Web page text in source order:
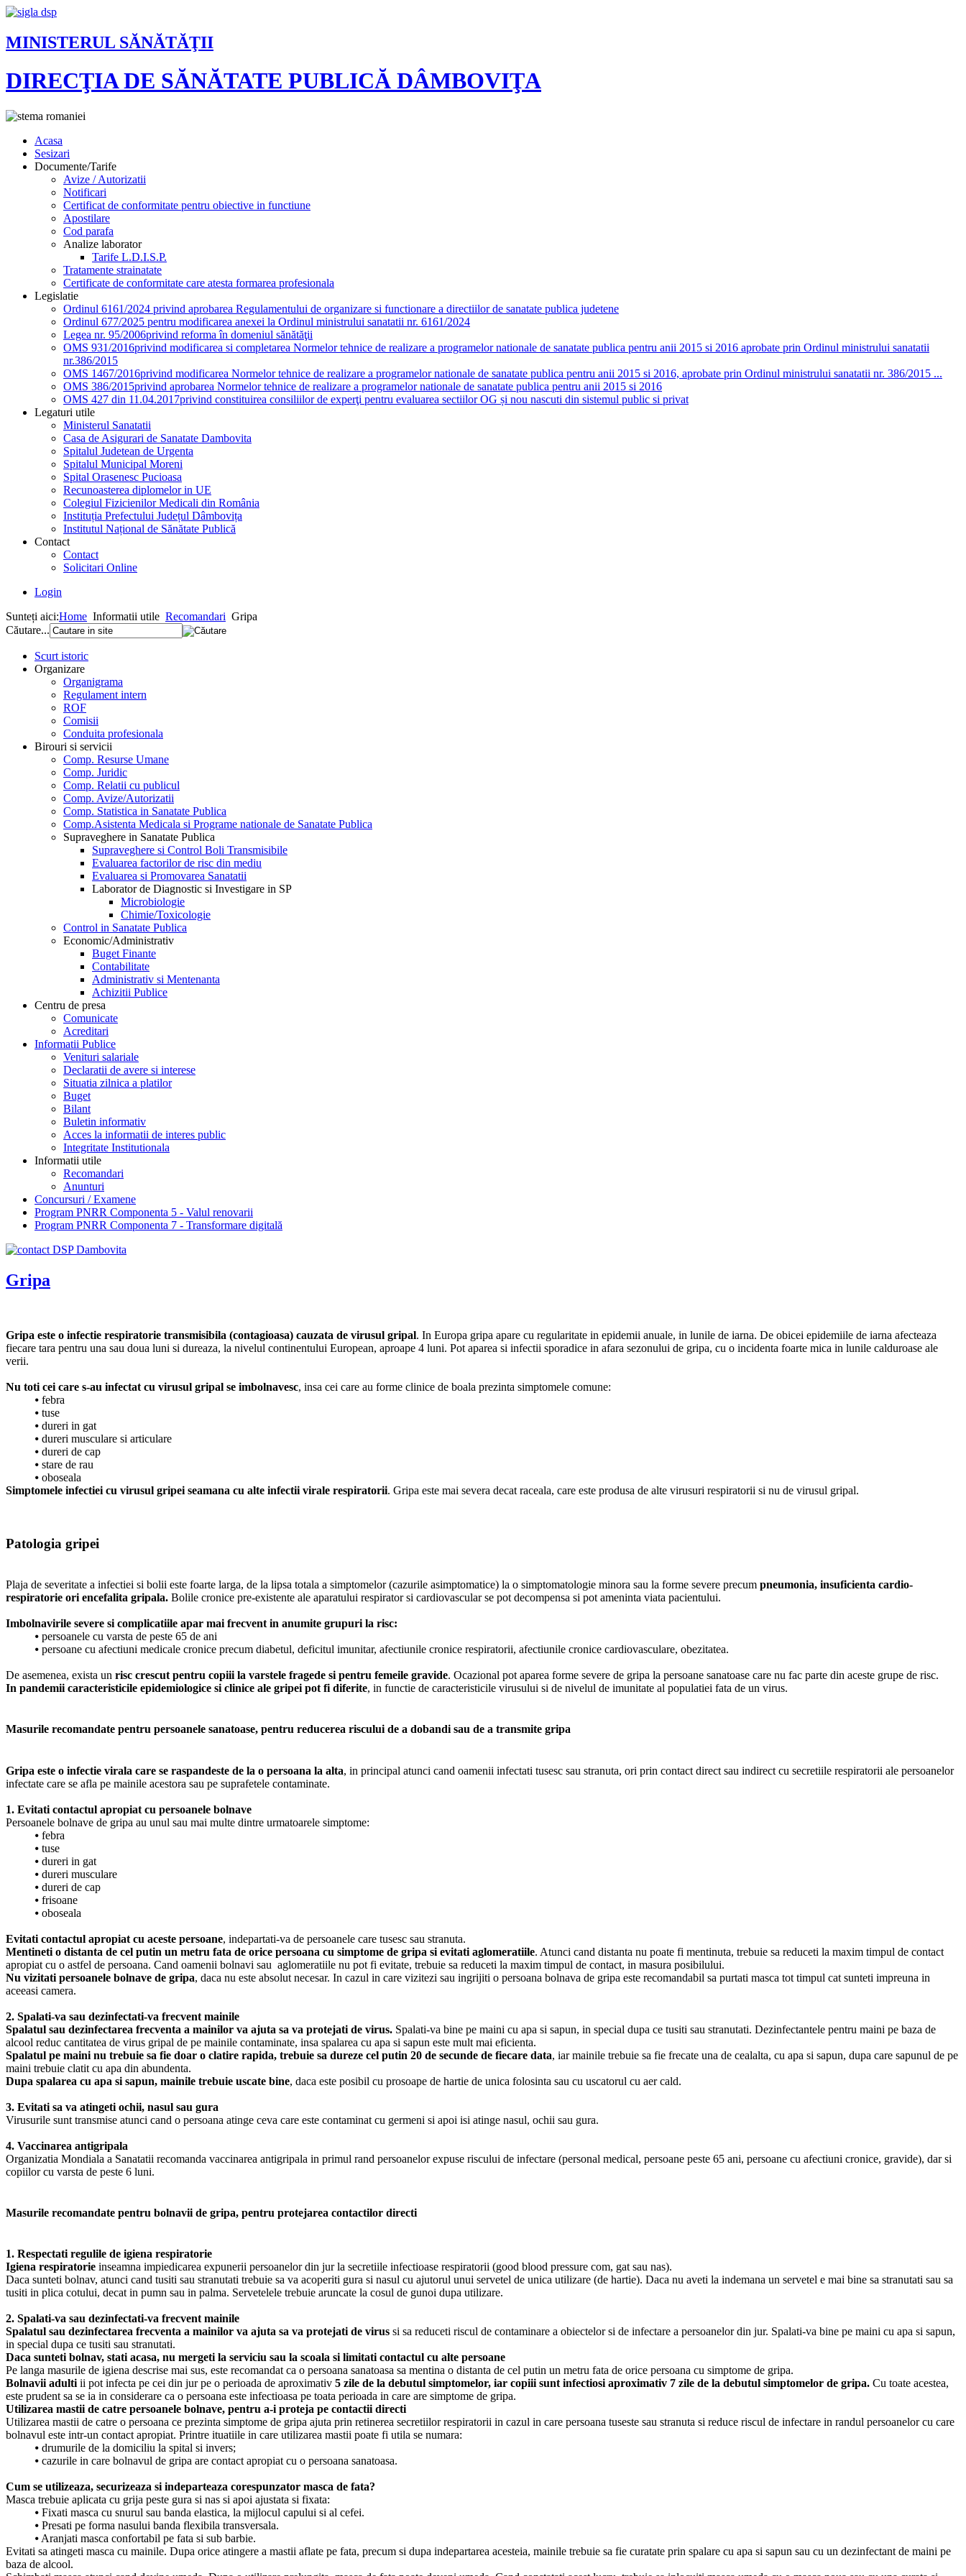
MINISTERUL SĂNĂTĂŢII
DIRECŢIA DE SĂNĂTATE PUBLICĂ DÂMBOVIŢA
Acasa
Sesizari
Documente/Tarife
Avize / Autorizatii
Notificari
Certificat de conformitate pentru obiective in functiune
Apostilare
Cod parafa
Analize laborator
Tarife L.D.I.S.P.
Tratamente strainatate
Certificate de conformitate care atesta formarea profesionala
Legislatie
Ordinul 6161/2024 privind aprobarea Regulamentului de organizare si functionare a directiilor de sanatate publica judetene
Ordinul 677/2025 pentru modificarea anexei la Ordinul ministrului sanatatii nr. 6161/2024
Legea nr. 95/2006privind reforma în domeniul sănătăţii
OMS 931/2016privind modificarea si completarea Normelor tehnice de realizare a programelor nationale de sanatate publica pentru anii 2015 si 2016 aprobate prin Ordinul ministrului sanatatii
nr.386/2015
OMS 1467/2016privind modificarea Normelor tehnice de realizare a programelor nationale de sanatate publica pentru anii 2015 si 2016, aprobate prin Ordinul ministrului sanatatii nr. 386/2015 ...
OMS 386/2015privind aprobarea Normelor tehnice de realizare a programelor nationale de sanatate publica pentru anii 2015 si 2016
OMS 427 din 11.04.2017privind constituirea consiliilor de experţi pentru evaluarea sectiilor OG și nou nascuti din sistemul public si privat
Legaturi utile
Ministerul Sanatatii
Casa de Asigurari de Sanatate Dambovita
Spitalul Judetean de Urgenta
Spitalul Municipal Moreni
Spital Orasenesc Pucioasa
Recunoasterea diplomelor in UE
Colegiul Fizicienilor Medicali din România
Instituția Prefectului Județul Dâmbovița
Institutul Național de Sănătate Publică
Contact
Contact
Solicitari Online
Login
Sunteți aici:Home Informatii utile Recomandari Gripa
Căutare...
Scurt istoric
Organizare
Organigrama
Regulament intern
ROF
Comisii
Conduita profesionala
Birouri si servicii
Comp. Resurse Umane
Comp. Juridic
Comp. Relatii cu publicul
Comp. Avize/Autorizatii
Comp. Statistica in Sanatate Publica
Comp.Asistenta Medicala si Programe nationale de Sanatate Publica
Supraveghere in Sanatate Publica
Supraveghere si Control Boli Transmisibile
Evaluarea factorilor de risc din mediu
Evaluarea si Promovarea Sanatatii
Laborator de Diagnostic si Investigare in SP
Microbiologie
Chimie/Toxicologie
Control in Sanatate Publica
Economic/Administrativ
Buget Finante
Contabilitate
Administrativ si Mentenanta
Achizitii Publice
Centru de presa
Comunicate
Acreditari
Informatii Publice
Venituri salariale
Declaratii de avere si interese
Situatia zilnica a platilor
Buget
Bilant
Buletin informativ
Acces la informatii de interes public
Integritate Institutionala
Informatii utile
Recomandari
Anunturi
Concursuri / Examene
Program PNRR Componenta 5 - Valul renovarii
Program PNRR Componenta 7 - Transformare digitală
Gripa
Gripa este o infectie respiratorie transmisibila (contagioasa) cauzata de virusul gripal. In Europa gripa apare cu regularitate in epidemii anuale, in lunile de iarna. De obicei epidemiile de iarna afecteaza
fiecare tara pentru una sau doua luni si dureaza, la nivelul continentului European, aproape 4 luni. Pot aparea si infectii sporadice in afara sezonului de gripa, cu o incidenta foarte mica in lunile calduroase ale
verii.
Nu toti cei care s-au infectat cu virusul gripal se imbolnavesc, insa cei care au forme clinice de boala prezinta simptomele comune:
⦁ febra
⦁ tuse
⦁ dureri in gat
⦁ dureri musculare si articulare
⦁ dureri de cap
⦁ stare de rau
⦁ oboseala
Simptomele infectiei cu virusul gripei seamana cu alte infectii virale respiratorii. Gripa este mai severa decat raceala, care este produsa de alte virusuri respiratorii si nu de virusul gripal.
Patologia gripei
Plaja de severitate a infectiei si bolii este foarte larga, de la lipsa totala a simptomelor (cazurile asimptomatice) la o simptomatologie minora sau la forme severe precum pneumonia, insuficienta cardio-
respiratorie ori encefalita gripala. Bolile cronice pre-existente ale aparatului respirator si cardiovascular se pot decompensa si pot ameninta viata pacientului.
Imbolnavirile severe si complicatiile apar mai frecvent in anumite grupuri la risc:
⦁ persoanele cu varsta de peste 65 de ani
⦁ persoane cu afectiuni medicale cronice precum diabetul, deficitul imunitar, afectiunile cronice respiratorii, afectiunile cronice cardiovasculare, obezitatea.
De asemenea, exista un risc crescut pentru copiii la varstele fragede si pentru femeile gravide. Ocazional pot aparea forme severe de gripa la persoane sanatoase care nu fac parte din aceste grupe de risc.
In pandemii caracteristicile epidemiologice si clinice ale gripei pot fi diferite, in functie de caracteristicile virusului si de nivelul de imunitate al populatiei fata de un virus.
Masurile recomandate pentru persoanele sanatoase, pentru reducerea riscului de a dobandi sau de a transmite gripa
Gripa este o infectie virala care se raspandeste de la o persoana la alta, in principal atunci cand oamenii infectati tusesc sau stranuta, ori prin contact direct sau indirect cu secretiile respiratorii ale persoanelor
infectate care se afla pe mainile acestora sau pe suprafetele contaminate.
1. Evitati contactul apropiat cu persoanele bolnave
Persoanele bolnave de gripa au unul sau mai multe dintre urmatoarele simptome:
⦁ febra
⦁ tuse
⦁ dureri in gat
⦁ dureri musculare
⦁ dureri de cap
⦁ frisoane
⦁ oboseala
Evitati contactul apropiat cu aceste persoane, indepartati-va de persoanele care tusesc sau stranuta.
Mentineti o distanta de cel putin un metru fata de orice persoana cu simptome de gripa si evitati aglomeratiile. Atunci cand distanta nu poate fi mentinuta, trebuie sa reduceti la maxim timpul de contact
apropiat cu o astfel de persoana. Cand oamenii bolnavi sau aglomeratiile nu pot fi evitate, trebuie sa reduceti la maxim timpul de contact, in masura posibilului.
Nu vizitati persoanele bolnave de gripa, daca nu este absolut necesar. In cazul in care vizitezi sau ingrijiti o persoana bolnava de gripa este recomandabil sa purtati masca tot timpul cat sunteti impreuna in
aceeasi camera.
2. Spalati-va sau dezinfectati-va frecvent mainile
Spalatul sau dezinfectarea frecventa a mainilor va ajuta sa va protejati de virus. Spalati-va bine pe maini cu apa si sapun, in special dupa ce tusiti sau stranutati. Dezinfectantele pentru maini pe baza de
alcool reduc cantitatea de virus gripal de pe mainile contaminate, insa spalarea cu apa si sapun este mult mai eficienta.
Spalatul pe maini nu trebuie sa fie doar o clatire rapida, trebuie sa dureze cel putin 20 de secunde de fiecare data, iar mainile trebuie sa fie frecate una de cealalta, cu apa si sapun, dupa care sapunul de pe
maini trebuie clatit cu apa din abundenta.
Dupa spalarea cu apa si sapun, mainile trebuie uscate bine, daca este posibil cu prosoape de hartie de unica folosinta sau cu uscatorul cu aer cald.
3. Evitati sa va atingeti ochii, nasul sau gura
Virusurile sunt transmise atunci cand o persoana atinge ceva care este contaminat cu germeni si apoi isi atinge nasul, ochii sau gura.
4. Vaccinarea antigripala
Organizatia Mondiala a Sanatatii recomanda vaccinarea antigripala in primul rand persoanelor expuse riscului de infectare (personal medical, persoane peste 65 ani, persoane cu afectiuni cronice, gravide), dar si
copiilor cu varsta de peste 6 luni.
Masurile recomandate pentru bolnavii de gripa, pentru protejarea contactilor directi
1. Respectati regulile de igiena respiratorie
Igiena respiratorie inseamna impiedicarea expunerii persoanelor din jur la secretiile infectioase respiratorii (good blood pressure com, gat sau nas).
Daca sunteti bolnav, atunci cand tusiti sau stranutati trebuie sa va acoperiti gura si nasul cu ajutorul unui servetel de unica utilizare (de hartie). Daca nu aveti la indemana un servetel e mai bine sa stranutati sau sa
tusiti in plica cotului, decat in pumn sau in palma. Servetelele trebuie aruncate la cosul de gunoi dupa utilizare.
2. Spalati-va sau dezinfectati-va frecvent mainile
Spalatul sau dezinfectarea frecventa a mainilor va ajuta sa va protejati de virus si sa reduceti riscul de contaminare a obiectelor si de infectare a persoanelor din jur. Spalati-va bine pe maini cu apa si sapun,
in special dupa ce tusiti sau stranutati.
Daca sunteti bolnav, stati acasa, nu mergeti la serviciu sau la scoala si limitati contactul cu alte persoane
Pe langa masurile de igiena descrise mai sus, este recomandat ca o persoana sanatoasa sa mentina o distanta de cel putin un metru fata de orice persoana cu simptome de gripa.
Bolnavii adulti ii pot infecta pe cei din jur pe o perioada de aproximativ 5 zile de la debutul simptomelor, iar copiii sunt infectiosi aproximativ 7 zile de la debutul simptomelor de gripa. Cu toate acestea,
este prudent sa se ia in considerare ca o persoana este infectioasa pe toata perioada in care are simptome de gripa.
Utilizarea mastii de catre persoanele bolnave, pentru a-i proteja pe contactii directi
Utilizarea mastii de catre o persoana ce prezinta simptome de gripa ajuta prin retinerea secretiilor respiratorii in cazul in care persoana tuseste sau stranuta si reduce riscul de infectare in randul persoanelor cu care
bolnavul este intr-un contact apropiat. Printre ituatiile in care utilizarea mastii poate fi utila se numara:
⦁ drumurile de la domiciliu la spital si invers;
⦁ cazurile in care bolnavul de gripa are contact apropiat cu o persoana sanatoasa.
Cum se utilizeaza, securizeaza si indeparteaza corespunzator masca de fata?
Masca trebuie aplicata cu grija peste gura si nas si apoi ajustata si fixata:
⦁ Fixati masca cu snurul sau banda elastica, la mijlocul capului si al cefei.
⦁ Presati pe forma nasului banda flexibila transversala.
⦁ Aranjati masca confortabil pe fata si sub barbie.
Evitati sa atingeti masca cu mainile. Dupa orice atingere a mastii aflate pe fata, precum si dupa indepartarea acesteia, mainile trebuie sa fie curatate prin spalare cu apa si sapun sau cu un dezinfectant de maini pe
baza de alcool.